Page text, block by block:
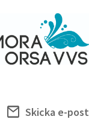
Skicka e-post